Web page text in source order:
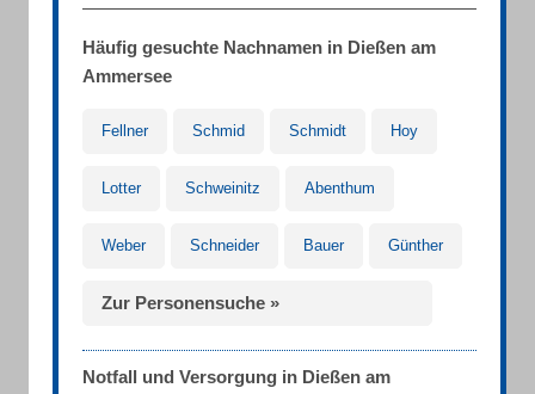
Häufig gesuchte Nachnamen in Dießen am
Ammersee
Fellner Schmid Schmidt Hoy
Lotter Schweinitz Abenthum
Weber Schneider Bauer Günther
Zur Personensuche »
Notfall und Versorgung in Dießen am